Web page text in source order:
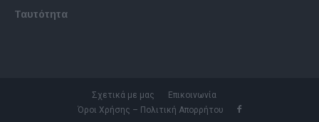
Ταυτότητα
Σχετικά με μας
Επικοινωνία
Όροι Χρήσης – Πολιτική Απορρήτου